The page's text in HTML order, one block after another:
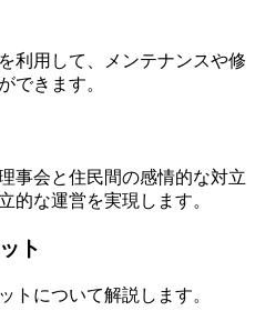
メリット
利用して、メンテナンスや修
できます。
事会と住民間の感情的な対立
的な運営を実現します。
ト
トについて解説します。